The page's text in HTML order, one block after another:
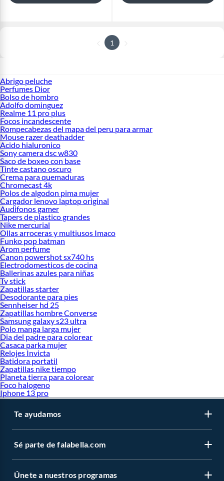
1
Abrigo peluche
Perfumes Dior
Bolso de hombro
Adolfo dominguez
Realme 11 pro plus
Focos incandescente
Rompecabezas del mapa del peru para armar
Mouse razer deathadder
Acido hialuronico
Sony camera dsc w830
Saco de boxeo con base
Tinte castano oscuro
Crema para quemaduras
Chromecast 4k
Polos de algodon pima mujer
Cargador lenovo laptop original
Audifonos gamer
Tapers de plastico grandes
Nike mercurial
Ollas arroceras y multiusos Imaco
Funko pop batman
Arom perfume
Canon powershot sx740 hs
Electrodomesticos de cocina
Ballerinas azules para niñas
Tv stick
Zapatillas starter
Desodorante para pies
Sennheiser hd 25
Zapatillas hombre Converse
Samsung galaxy s23 ultra
Polo manga larga mujer
Dia del padre para colorear
Casaca parka mujer
Relojes Invicta
Batidora portatil
Zapatillas nike tiempo
Planeta tierra para colorear
Foco halogeno
Iphone 13 pro
Te ayudamos
Sé parte de falabella.com
Únete a nuestros programas